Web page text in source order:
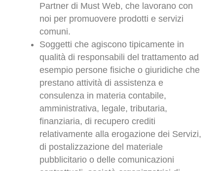
Partner di Must Web, che lavorano con
noi per promuovere prodotti e servizi
comuni.
Soggetti che agiscono tipicamente in
qualità di responsabili del trattamento ad
esempio persone fisiche o giuridiche che
prestano attività di assistenza e
consulenza in materia contabile,
amministrativa, legale, tributaria,
finanziaria, di recupero crediti
relativamente alla erogazione dei Servizi,
di postalizzazione del materiale
pubblicitario o delle comunicazioni